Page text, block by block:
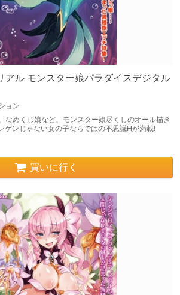
アル モンスター娘パラダイスデジタル
ョン
なめくじ娘など、モンスター娘尽くしのオール描き
ゲンじゃない女の子ならではの不思議Hが満載!
買いに行く